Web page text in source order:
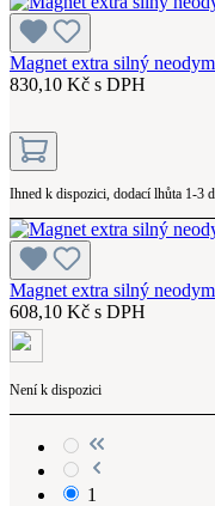
Magnet extra silný
830,10 Kč s DPH
Ihned k dispozici, dodací lhůta 1-3
Magnet extra silný
608,10 Kč s DPH
Není k dispozici
1